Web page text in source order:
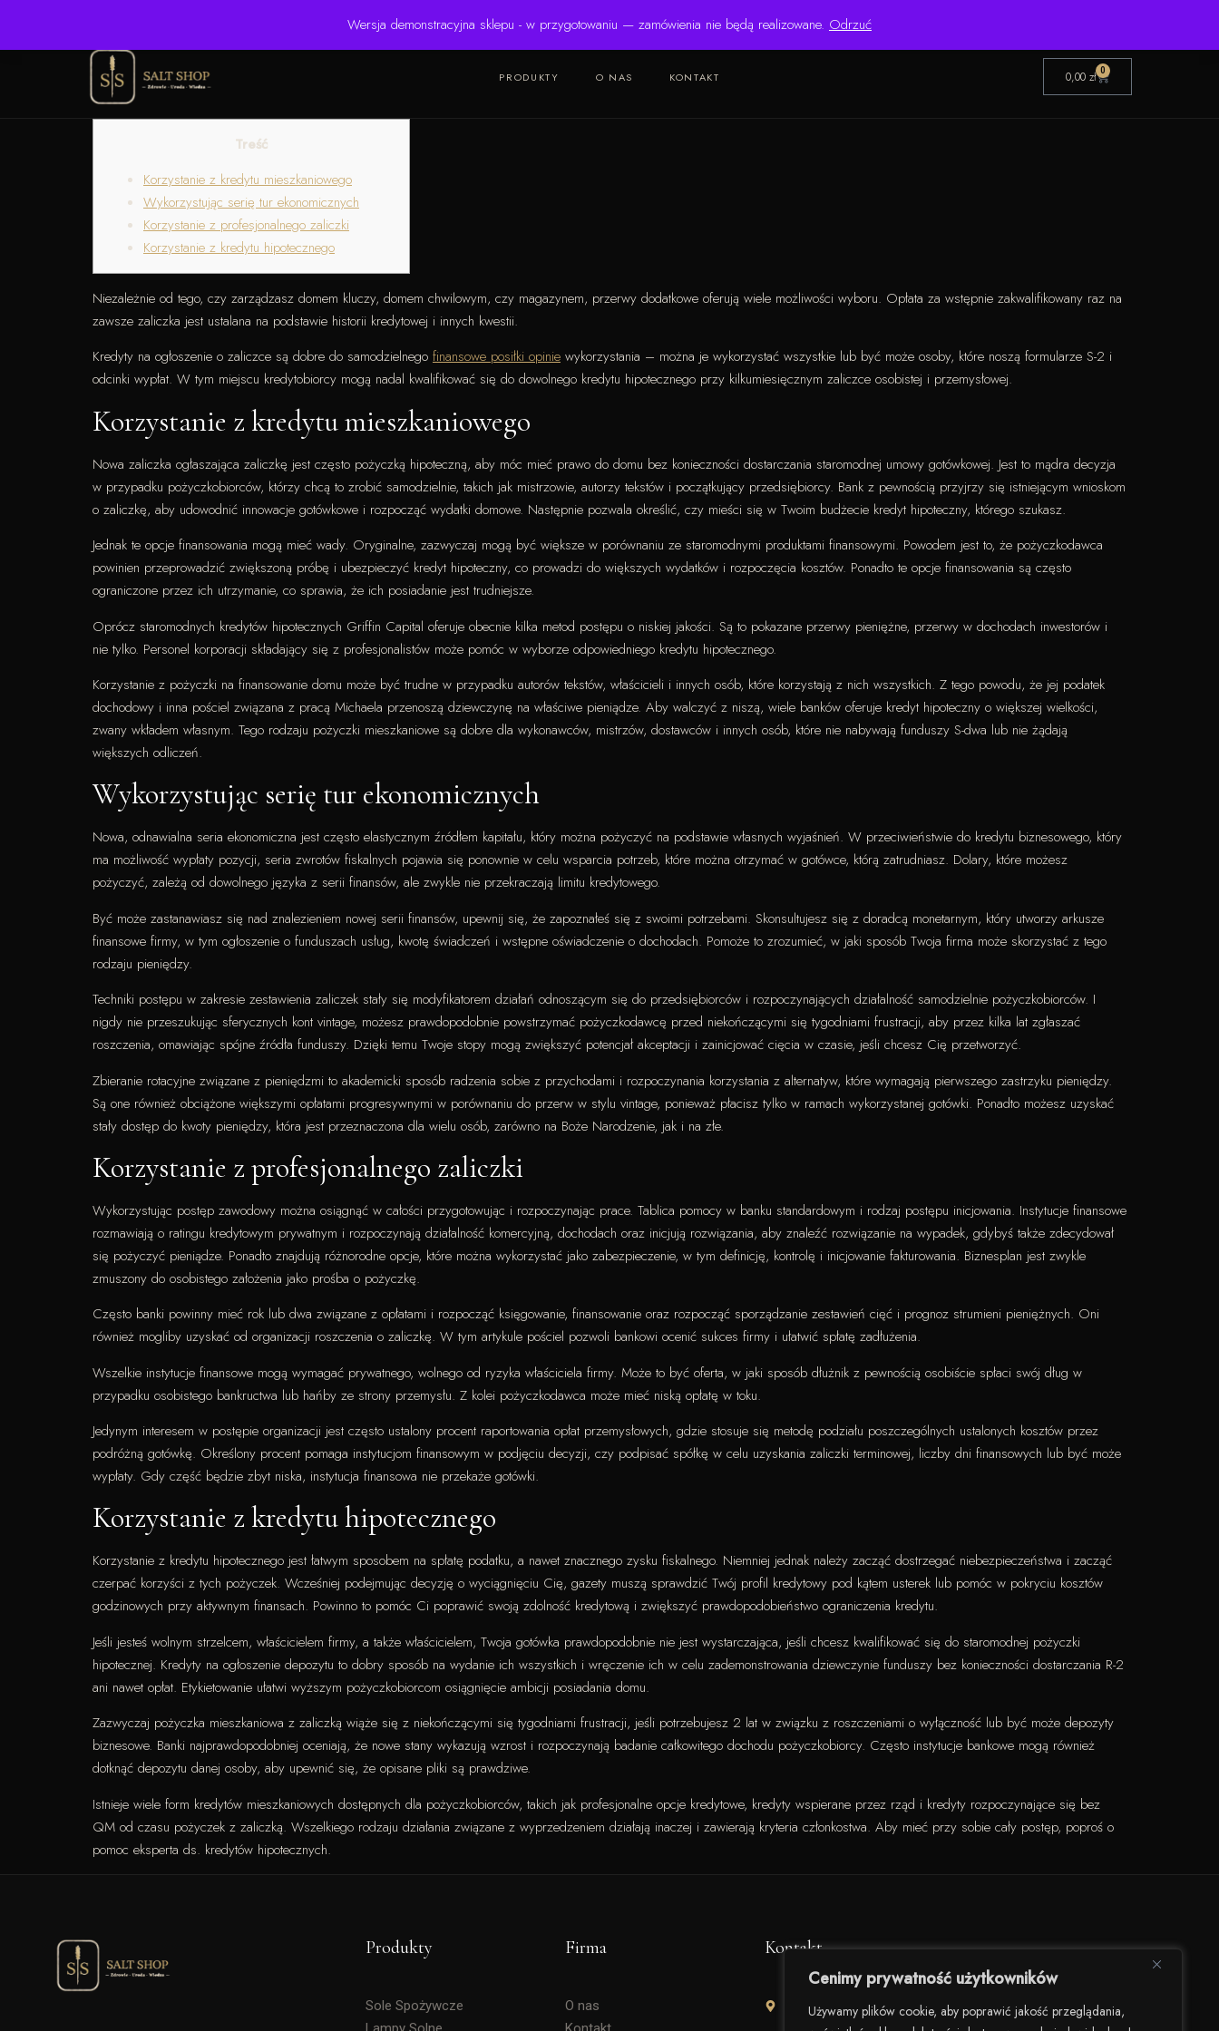
Cenimy prywatność użytkowników
Używamy plików cookie, aby poprawić jakość przeglądania,
Wersja demonstracyjna sklepu - w przygotowaniu — zamówienia nie będą realizowane. Odrzuć
✉ krzysztof.lipinski@salinarium.com
PRODUKTY O NAS KONTAKT 0,00 zł 0
Treść
Korzystanie z kredytu mieszkaniowego
Wykorzystując serię tur ekonomicznych
Korzystanie z profesjonalnego zaliczki
Korzystanie z kredytu hipotecznego
Niezależnie od tego, czy zarządzasz domem kluczy, domem chwilowym, czy magazynem, przerwy dodatkowe oferują wiele możliwości wyboru. Opłata za wstępnie zakwalifikowany raz na
zawsze zaliczka jest ustalana na podstawie historii kredytowej i innych kwestii.
Kredyty na ogłoszenie o zaliczce są dobre do samodzielnego finansowe posiłki opinie wykorzystania – można je wykorzystać wszystkie lub być może osoby, które noszą formularze S-2 i
odcinki wypłat. W tym miejscu kredytobiorcy mogą nadal kwalifikować się do dowolnego kredytu hipotecznego przy kilkumiesięcznym zaliczce osobistej i przemysłowej.
Korzystanie z kredytu mieszkaniowego
Nowa zaliczka ogłaszająca zaliczkę jest często pożyczką hipoteczną, aby móc mieć prawo do domu bez konieczności dostarczania staromodnej umowy gotówkowej. Jest to mądra decyzja
w przypadku pożyczkobiorców, którzy chcą to zrobić samodzielnie, takich jak mistrzowie, autorzy tekstów i początkujący przedsiębiorcy. Bank z pewnością przyjrzy się istniejącym wnioskom
o zaliczkę, aby udowodnić innowacje gotówkowe i rozpocząć wydatki domowe. Następnie pozwala określić, czy mieści się w Twoim budżecie kredyt hipoteczny, którego szukasz.
Jednak te opcje finansowania mogą mieć wady. Oryginalne, zazwyczaj mogą być większe w porównaniu ze staromodnymi produktami finansowymi. Powodem jest to, że pożyczkodawca
powinien przeprowadzić zwiększoną próbę i ubezpieczyć kredyt hipoteczny, co prowadzi do większych wydatków i rozpoczęcia kosztów. Ponadto te opcje finansowania są często
ograniczone przez ich utrzymanie, co sprawia, że ​​ich posiadanie jest trudniejsze.
Oprócz staromodnych kredytów hipotecznych Griffin Capital oferuje obecnie kilka metod postępu o niskiej jakości. Są to pokazane przerwy pieniężne, przerwy w dochodach inwestorów i
nie tylko. Personel korporacji składający się z profesjonalistów może pomóc w wyborze odpowiedniego kredytu hipotecznego.
Korzystanie z pożyczki na finansowanie domu może być trudne w przypadku autorów tekstów, właścicieli i innych osób, które korzystają z nich wszystkich. Z tego powodu, że jej podatek
dochodowy i inna pościel związana z pracą Michaela przenoszą dziewczynę na właściwe pieniądze. Aby walczyć z niszą, wiele banków oferuje kredyt hipoteczny o większej wielkości,
zwany wkładem własnym. Tego rodzaju pożyczki mieszkaniowe są dobre dla wykonawców, mistrzów, dostawców i innych osób, które nie nabywają funduszy S-dwa lub nie żądają
większych odliczeń.
Wykorzystując serię tur ekonomicznych
Nowa, odnawialna seria ekonomiczna jest często elastycznym źródłem kapitału, który można pożyczyć na podstawie własnych wyjaśnień. W przeciwieństwie do kredytu biznesowego, który
ma możliwość wypłaty pozycji, seria zwrotów fiskalnych pojawia się ponownie w celu wsparcia potrzeb, które można otrzymać w gotówce, którą zatrudniasz. Dolary, które możesz
pożyczyć, zależą od dowolnego języka z serii finansów, ale zwykle nie przekraczają limitu kredytowego.
Być może zastanawiasz się nad znalezieniem nowej serii finansów, upewnij się, że zapoznałeś się z swoimi potrzebami. Skonsultujesz się z doradcą monetarnym, który utworzy arkusze
finansowe firmy, w tym ogłoszenie o funduszach usług, kwotę świadczeń i wstępne oświadczenie o dochodach. Pomoże to zrozumieć, w jaki sposób Twoja firma może skorzystać z tego
rodzaju pieniędzy.
Techniki postępu w zakresie zestawienia zaliczek stały się modyfikatorem działań odnoszącym się do przedsiębiorców i rozpoczynających działalność samodzielnie pożyczkobiorców. I
nigdy nie przeszukując sferycznych kont vintage, możesz prawdopodobnie powstrzymać pożyczkodawcę przed niekończącymi się tygodniami frustracji, aby przez kilka lat zgłaszać
roszczenia, omawiając spójne źródła funduszy. Dzięki temu Twoje stopy mogą zwiększyć potencjał akceptacji i zainicjować cięcia w czasie, jeśli chcesz Cię przetworzyć.
Zbieranie rotacyjne związane z pieniędzmi to akademicki sposób radzenia sobie z przychodami i rozpoczynania korzystania z alternatyw, które wymagają pierwszego zastrzyku pieniędzy.
Są one również obciążone większymi opłatami progresywnymi w porównaniu do przerw w stylu vintage, ponieważ płacisz tylko w ramach wykorzystanej gotówki. Ponadto możesz uzyskać
stały dostęp do kwoty pieniędzy, która jest przeznaczona dla wielu osób, zarówno na Boże Narodzenie, jak i na złe.
Korzystanie z profesjonalnego zaliczki
Wykorzystując postęp zawodowy można osiągnąć w całości przygotowując i rozpoczynając prace. Tablica pomocy w banku standardowym i rodzaj postępu inicjowania. Instytucje finansowe
rozmawiają o ratingu kredytowym prywatnym i rozpoczynają działalność komercyjną, dochodach oraz inicjują rozwiązania, aby znaleźć rozwiązanie na wypadek, gdybyś także zdecydował
się pożyczyć pieniądze. Ponadto znajdują różnorodne opcje, które można wykorzystać jako zabezpieczenie, w tym definicję, kontrolę i inicjowanie fakturowania. Biznesplan jest zwykle
zmuszony do osobistego założenia jako prośba o pożyczkę.
Często banki powinny mieć rok lub dwa związane z opłatami i rozpocząć księgowanie, finansowanie oraz rozpocząć sporządzanie zestawień cięć i prognoz strumieni pieniężnych. Oni
również mogliby uzyskać od organizacji roszczenia o zaliczkę. W tym artykule pościel pozwoli bankowi ocenić sukces firmy i ułatwić spłatę zadłużenia.
Wszelkie instytucje finansowe mogą wymagać prywatnego, wolnego od ryzyka właściciela firmy. Może to być oferta, w jaki sposób dłużnik z pewnością osobiście spłaci swój dług w
przypadku osobistego bankructwa lub hańby ze strony przemysłu. Z kolei pożyczkodawca może mieć niską opłatę w toku.
Jedynym interesem w postępie organizacji jest często ustalony procent raportowania opłat przemysłowych, gdzie stosuje się metodę podziału poszczególnych ustalonych kosztów przez
podróżną gotówkę. Określony procent pomaga instytucjom finansowym w podjęciu decyzji, czy podpisać spółkę w celu uzyskania zaliczki terminowej, liczby dni finansowych lub być może
wypłaty. Gdy część będzie zbyt niska, instytucja finansowa nie przekaże gotówki.
Korzystanie z kredytu hipotecznego
Korzystanie z kredytu hipotecznego jest łatwym sposobem na spłatę podatku, a nawet znacznego zysku fiskalnego. Niemniej jednak należy zacząć dostrzegać niebezpieczeństwa i zacząć
czerpać korzyści z tych pożyczek. Wcześniej podejmując decyzję o wyciągnięciu Cię, gazety muszą sprawdzić Twój profil kredytowy pod kątem usterek lub pomóc w pokryciu kosztów
godzinowych przy aktywnym finansach. Powinno to pomóc Ci poprawić swoją zdolność kredytową i zwiększyć prawdopodobieństwo ograniczenia kredytu.
Jeśli jesteś wolnym strzelcem, właścicielem firmy, a także właścicielem, Twoja gotówka prawdopodobnie nie jest wystarczająca, jeśli chcesz kwalifikować się do staromodnej pożyczki
hipotecznej. Kredyty na ogłoszenie depozytu to dobry sposób na wydanie ich wszystkich i wręczenie ich w celu zademonstrowania dziewczynie funduszy bez konieczności dostarczania R-2
ani nawet opłat. Etykietowanie ułatwi wyższym pożyczkobiorcom osiągnięcie ambicji posiadania domu.
Zazwyczaj pożyczka mieszkaniowa z zaliczką wiąże się z niekończącymi się tygodniami frustracji, jeśli potrzebujesz 2 lat w związku z roszczeniami o wyłączność lub być może depozyty
biznesowe. Banki najprawdopodobniej oceniają, że nowe stany wykazują wzrost i rozpoczynają badanie całkowitego dochodu pożyczkobiorcy. Często instytucje bankowe mogą również
dotknąć depozytu danej osoby, aby upewnić się, że opisane pliki są prawdziwe.
Istnieje wiele form kredytów mieszkaniowych dostępnych dla pożyczkobiorców, takich jak profesjonalne opcje kredytowe, kredyty wspierane przez rząd i kredyty rozpoczynające się bez
QM od czasu pożyczek z zaliczką. Wszelkiego rodzaju działania związane z wyprzedzeniem działają inaczej i zawierają kryteria członkostwa. Aby mieć przy sobie cały postęp, poproś o
pomoc eksperta ds. kredytów hipotecznych.
Produkty
Sole Spożywcze
Firma
O nas
Kontakt
Solidarności 82/U8, 00-145 Warszawa